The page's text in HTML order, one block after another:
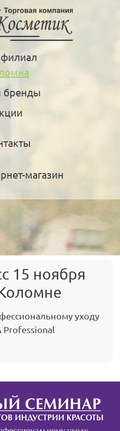
бренды
магазин
15 ноября
уходу
Professional